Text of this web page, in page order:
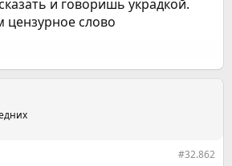
и говоришь украдкой.
цензурное слово
#32.862